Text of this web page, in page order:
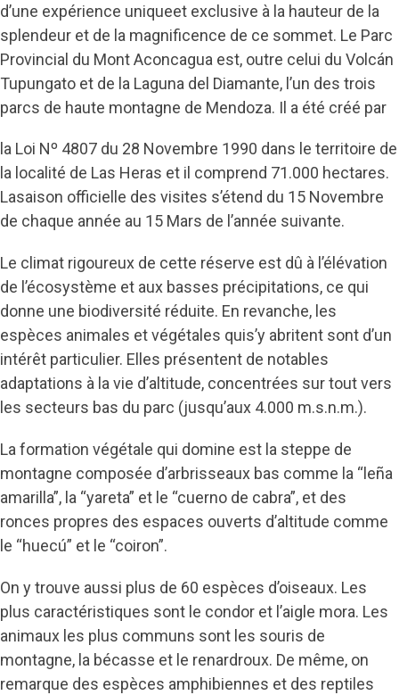
d’une expérience uniqueet exclusive à la hauteur de la
splendeur et de la magnificence de ce sommet. Le Parc
Provincial du Mont Aconcagua est, outre celui du Volcán
Tupungato et de la Laguna del Diamante, l’un des trois
parcs de haute montagne de Mendoza. Il a été créé par
la Loi Nº 4807 du 28 Novembre 1990 dans le territoire de
la localité de Las Heras et il comprend 71.000 hectares.
Lasaison officielle des visites s’étend du 15 Novembre
de chaque année au 15 Mars de l’année suivante.
Le climat rigoureux de cette réserve est dû à l’élévation
de l’écosystème et aux basses précipitations, ce qui
donne une biodiversité réduite. En revanche, les
espèces animales et végétales quis’y abritent sont d’un
intérêt particulier. Elles présentent de notables
adaptations à la vie d’altitude, concentrées sur tout vers
les secteurs bas du parc (jusqu’aux 4.000 m.s.n.m.).
La formation végétale qui domine est la steppe de
montagne composée d’arbrisseaux bas comme la “leña
amarilla”, la “yareta” et le “cuerno de cabra”, et des
ronces propres des espaces ouverts d’altitude comme
le “huecú” et le “coiron”.
On y trouve aussi plus de 60 espèces d’oiseaux. Les
plus caractéristiques sont le condor et l’aigle mora. Les
animaux les plus communs sont les souris de
montagne, la bécasse et le renardroux. De même, on
remarque des espèces amphibiennes et des reptiles